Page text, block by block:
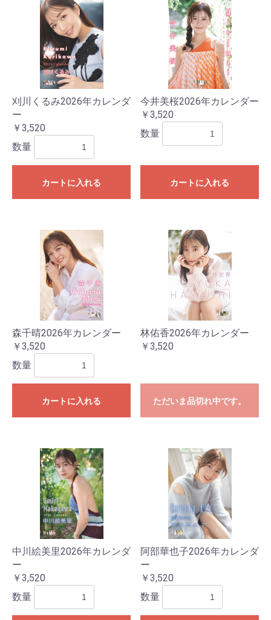
刈川くるみ2026年カレンダ
ー
￥3,520
数量
カートに入れる
今井美桜2026年カレンダー
￥3,520
数量
カートに入れる
森千晴2026年カレンダー
￥3,520
数量
カートに入れる
林佑香2026年カレンダー
￥3,520
ただいま品切れ中です。
中川絵美里2026年カレンダ
ー
￥3,520
数量
阿部華也子2026年カレンダ
ー
￥3,520
数量
お買い物を続ける カートへ進む